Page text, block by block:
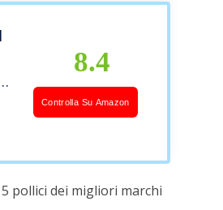
8.4
Controlla Su Amazon
pollici dei migliori marchi